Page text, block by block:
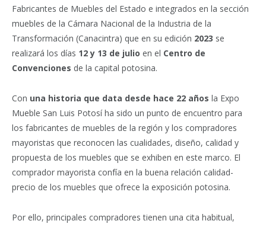
Fabricantes de Muebles del Estado e integrados en la sección
muebles de la Cámara Nacional de la Industria de la
Transformación (Canacintra) que en su edición 2023 se
realizará los días 12 y 13 de julio en el Centro de
Convenciones de la capital potosina.
Con una historia que data desde hace 22 años la Expo
Mueble San Luis Potosí ha sido un punto de encuentro para
los fabricantes de muebles de la región y los compradores
mayoristas que reconocen las cualidades, diseño, calidad y
propuesta de los muebles que se exhiben en este marco. El
comprador mayorista confía en la buena relación calidad-
precio de los muebles que ofrece la exposición potosina.
Por ello, principales compradores tienen una cita habitual,